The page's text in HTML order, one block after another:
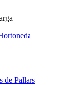
de Pallars